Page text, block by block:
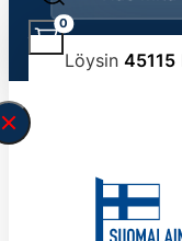
Löysin 45115
typed the
0